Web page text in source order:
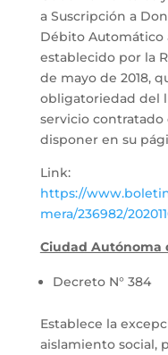
a Suscripción a
Débito Automático
establecido por la
de mayo de 2018,
obligatoriedad del
servicio
disponer en su
Link:
https://
mera/236982/
Ciudad Autónoma
Decreto N° 384
Establece la
aislamiento social,